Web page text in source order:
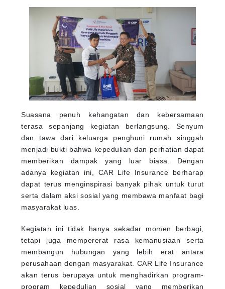
Suasana penuh kehangatan dan kebersamaan
terasa sepanjang kegiatan berlangsung. Senyum
dan tawa dari keluarga penghuni rumah singgah
menjadi bukti bahwa kepedulian dan perhatian dapat
memberikan dampak yang luar biasa. Dengan
adanya kegiatan ini, CAR Life Insurance berharap
dapat terus menginspirasi banyak pihak untuk turut
serta dalam aksi sosial yang membawa manfaat bagi
masyarakat luas.
Kegiatan ini tidak hanya sekadar momen berbagi,
tetapi juga mempererat rasa kemanusiaan serta
membangun hubungan yang lebih erat antara
perusahaan dengan masyarakat. CAR Life Insurance
akan terus berupaya untuk menghadirkan program-
program kepedulian sosial yang memberikan